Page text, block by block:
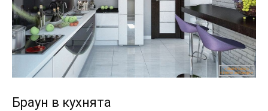
Браун в кухнята